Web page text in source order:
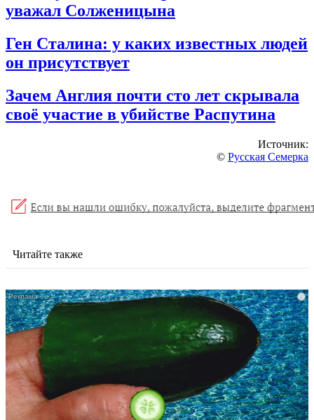
уважал Солженицына
Ген Сталина: у каких известных людей
он присутствует
Зачем Англия почти сто лет скрывала
своё участие в убийстве Распутина
Источник:
© Русская Семерка
Читайте также
i